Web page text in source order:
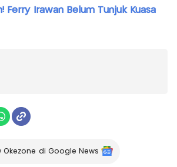
Ferry Irawan Belum Tunjuk Kuasa
Okezone di Google News